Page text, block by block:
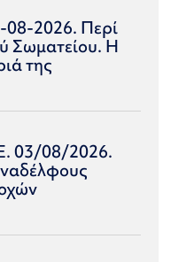
08-2026. Περί
Σωματείου. Η
της
03/08/2026.